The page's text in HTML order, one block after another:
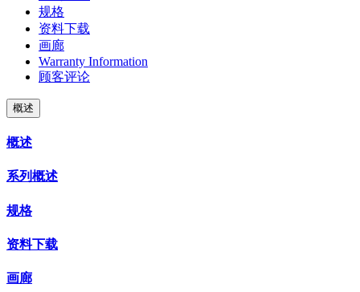
规格
资料下载
画廊
Warranty Information
顾客评论
概述
概述
系列概述
规格
资料下载
画廊